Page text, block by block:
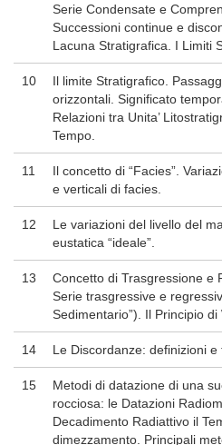
Serie Condensate e
Successioni continue e
Lacuna Stratigrafica. I Limiti
10
Il limite Stratigrafico.
orizzontali. Significato
Relazioni tra Unita’
Tempo.
11
Il concetto di “Facies”.
e verticali di facies.
12
Le variazioni del livello del
eustatica “ideale”.
13
Concetto di Trasgressione e
Serie trasgressive e
Sedimentario”). Il Principio di
14 Le Discordanze: definizioni e
15
Metodi di datazione di una
rocciosa: le Datazioni
Decadimento Radiattivo il
dimezzamento. Principali